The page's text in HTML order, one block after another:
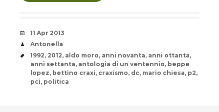
Date
11 Apr 2013
Author
Antonella
Tags
1992, 2012, aldo moro, anni novanta, anni ottanta,
anni settanta, antologia di un ventennio, beppe
lopez, bettino craxi, craxismo, dc, mario chiesa, p2,
pci, politica